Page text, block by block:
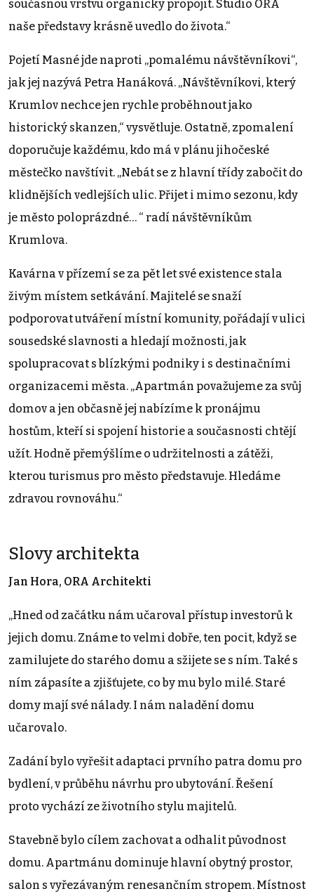
současnou vrstvu organicky propojit. Studio ORA
naše představy krásně uvedlo do života.“
Pojetí Masné jde naproti „pomalému návštěvníkovi“,
jak jej nazývá Petra Hanáková. „Návštěvníkovi, který
Krumlov nechce jen rychle proběhnout jako
historický skanzen,“ vysvětluje. Ostatně, zpomalení
doporučuje každému, kdo má v plánu jihočeské
městečko navštívit. „Nebát se z hlavní třídy zabočit do
klidnějších vedlejších ulic. Přijet i mimo sezonu, kdy
je město poloprázdné… “ radí návštěvníkům
Krumlova.
Kavárna v přízemí se za pět let své existence stala
živým místem setkávání. Majitelé se snaží
podporovat utváření místní komunity, pořádají v ulici
sousedské slavnosti a hledají možnosti, jak
spolupracovat s blízkými podniky i s destinačními
organizacemi města. „Apartmán považujeme za svůj
domov a jen občasně jej nabízíme k pronájmu
hostům, kteří si spojení historie a současnosti chtějí
užít. Hodně přemýšlíme o udržitelnosti a zátěži,
kterou turismus pro město představuje. Hledáme
zdravou rovnováhu.“
Slovy architekta
Jan Hora, ORA Architekti
„Hned od začátku nám učaroval přístup investorů k
jejich domu. Známe to velmi dobře, ten pocit, když se
zamilujete do starého domu a sžijete se s ním. Také s
ním zápasíte a zjišťujete, co by mu bylo milé. Staré
domy mají své nálady. I nám naladění domu
učarovalo.
Zadání bylo vyřešit adaptaci prvního patra domu pro
bydlení, v průběhu návrhu pro ubytování. Řešení
proto vychází ze životního stylu majitelů.
Stavebně bylo cílem zachovat a odhalit původnost
domu. Apartmánu dominuje hlavní obytný prostor,
salon s vyřezávaným renesančním stropem. Místnost